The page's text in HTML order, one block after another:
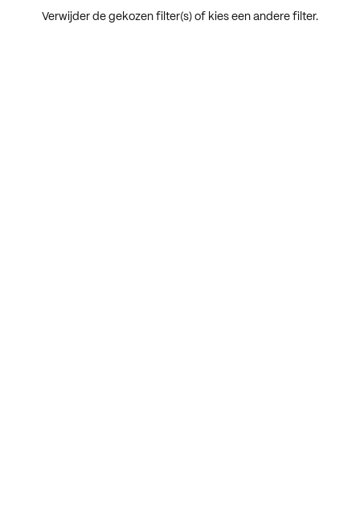
Verwijder de gekozen filter(s) of kies een andere filter.